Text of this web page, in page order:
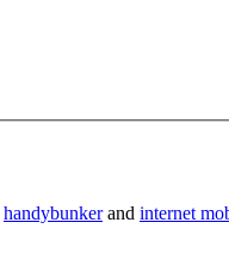
handybunkerand internet